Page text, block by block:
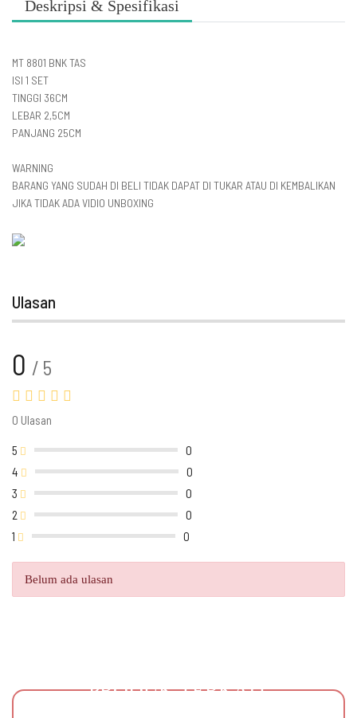
Deskripsi & Spesifikasi
MT 8801 BNK TAS
ISI 1 SET
TINGGI 36CM
LEBAR 2,5CM
PANJANG 25CM
WARNING
BARANG YANG SUDAH DI BELI TIDAK DAPAT DI TUKAR ATAU DI KEMBALIKAN
JIKA TIDAK ADA VIDIO UNBOXING
Ulasan
0 / 5
0 Ulasan
5
0
4
0
3
0
2
0
1
0
Belum ada ulasan
PRODUK TERKAIT